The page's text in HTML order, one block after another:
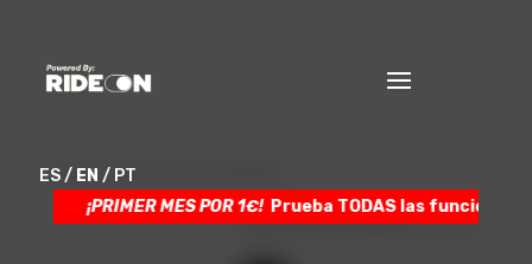
ES/ EN / PT
¡PRIMER MES POR 1€! Prueba TODAS las funciones
Inicio/ Sudaderas
Mostrando los 2 resultados